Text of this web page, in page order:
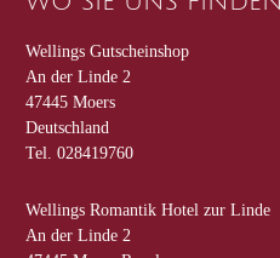
Wellings Gutscheinshop
An der Linde 2
47445 Moers
Deutschland
Tel. 028419760
Wellings Romantik Hotel zur Linde
An der Linde 2